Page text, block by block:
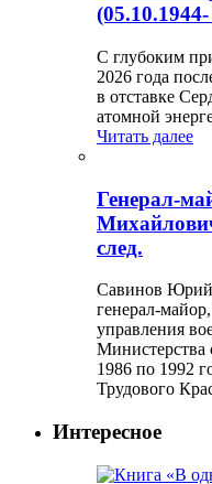
С глубоким
2026 года
в отставке
атомной
Читать далее
Генерал-
след.
Савинов Юрий
генерал-
управления
Министерства
1986 по 1992
Трудового
Интересное